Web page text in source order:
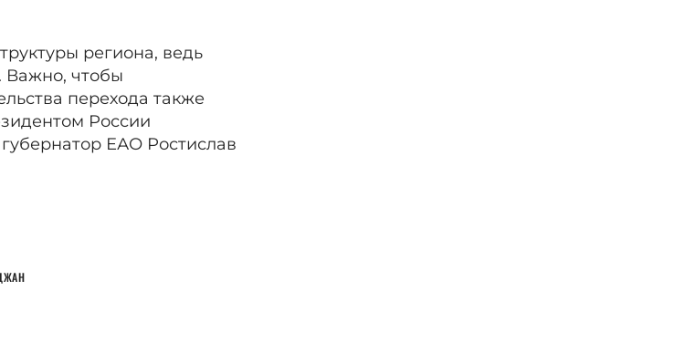
региона, ведь
Важно, чтобы
перехода также
России
ЕАО Ростислав